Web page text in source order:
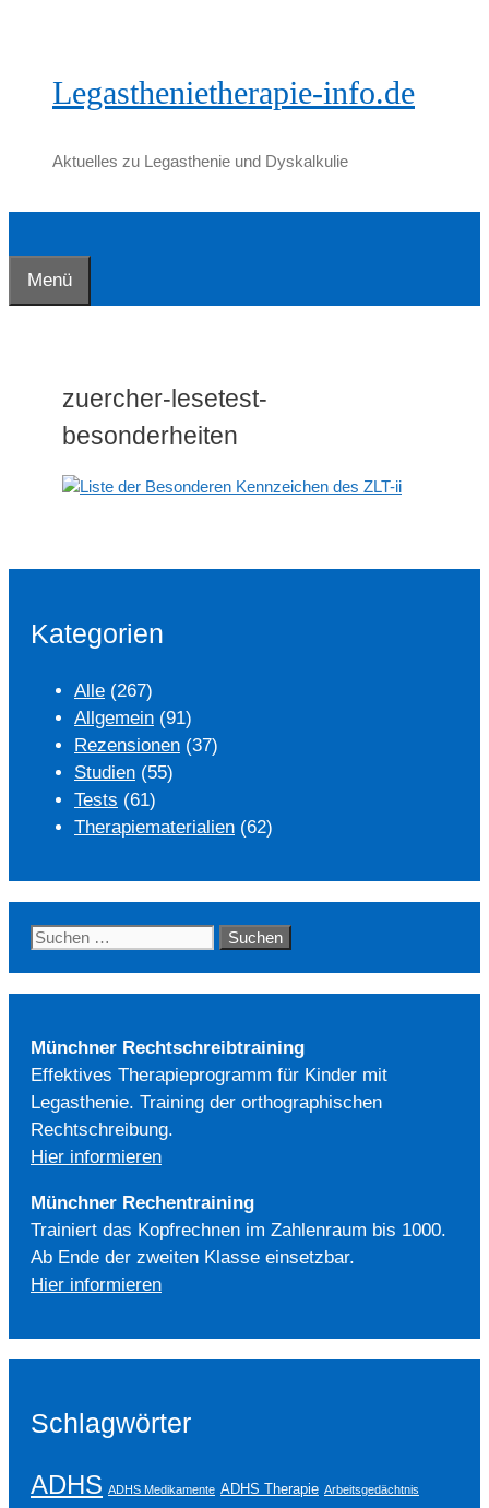
Legasthenietherapie-info.de
Aktuelles zu Legasthenie und Dyskalkulie
Menü
zuercher-lesetest-
besonderheiten
Kategorien
Alle (267)
Allgemein (91)
Rezensionen (37)
Studien (55)
Tests (61)
Therapiematerialien (62)
Suchen
Münchner Rechtschreibtraining
Effektives Therapieprogramm für Kinder mit
Legasthenie. Training der orthographischen
Rechtschreibung.
Hier informieren
Münchner Rechentraining
Trainiert das Kopfrechnen im Zahlenraum bis 1000.
Ab Ende der zweiten Klasse einsetzbar.
Hier informieren
Schlagwörter
ADHS ADHS Medikamente ADHS Therapie Arbeitsgedächtnis